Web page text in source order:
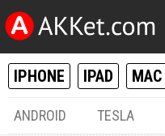
IPHONE IPAD MAC
ANDROID TESLA